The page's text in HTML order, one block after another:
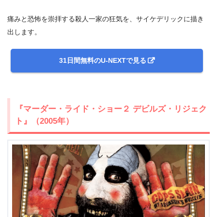
痛みと恐怖を崇拝する殺人一家の狂気を、サイケデリックに描き
出します。
31日間無料のU-NEXTで見る
『マーダー・ライド・ショー２ デビルズ・リジェク
ト』（2005年）